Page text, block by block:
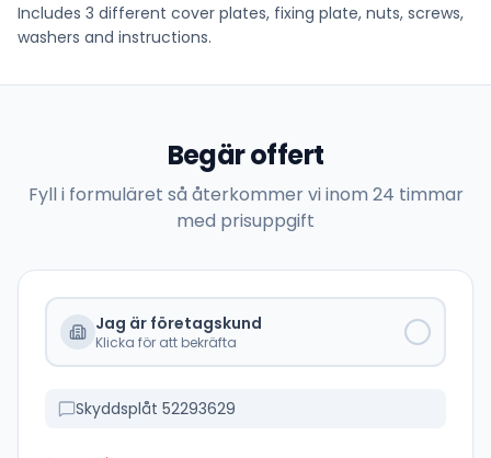
Includes 3 different cover plates, fixing plate, nuts, screws,
washers and instructions.
Begär offert
Fyll i formuläret så återkommer vi inom 24 timmar
med prisuppgift
Jag är företagskund
Klicka för att bekräfta
Skyddsplåt 52293629